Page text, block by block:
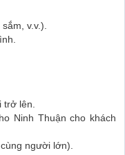
v.v.).
lên.
Ninh Thuận cho khách
người lớn).